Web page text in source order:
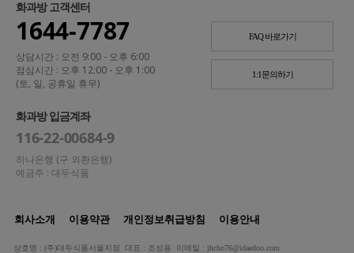
화과방 고객센터
1644-7787
상담시간 : 오전 9:00 - 오후 6:00
점심시간 : 오후 12:00 - 오후 1:00
(토, 일, 공휴일 휴무)
FAQ 바로가기
1:1문의하기
화과방 입금계좌
116-22-00684-9
하나은행 (구 외환은행)
예금주 : 대두식품
회사소개 이용약관 개인정보취급방침 이용안내
상호명 : (주)대두식품서울지점 대표 : 조성용 이메일 : jhcho76@idaedoo.com